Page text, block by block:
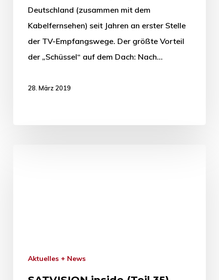
Deutschland (zusammen mit dem
Kabelfernsehen) seit Jahren an erster Stelle
der TV-Empfangswege. Der größte Vorteil
der „Schüssel“ auf dem Dach: Nach…
28. März 2019
Aktuelles + News